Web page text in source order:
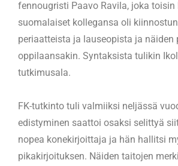
fennougristi Paavo Ravila, joka
suomalaiset kollegansa oli
periaatteista ja lauseopista ja näiden
oppilaansakin. Syntaksista tulikin
tutkimusala.
FK-tutkinto tuli valmiiksi neljässä
edistyminen saattoi osaksi selittyä
nopea konekirjoittaja ja hän hallitsi
pikakirjoituksen. Näiden taitojen